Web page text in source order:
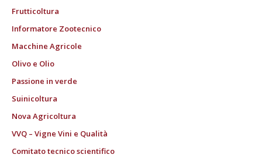
Frutticoltura
Informatore Zootecnico
Macchine Agricole
Olivo e Olio
Passione in verde
Suinicoltura
Nova Agricoltura
VVQ – Vigne Vini e Qualità
Comitato tecnico scientifico